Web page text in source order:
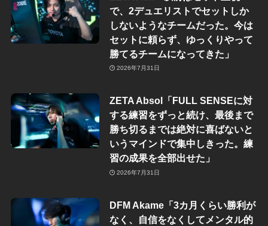
で、2デュエリストでセットしか
しないようなチームだった。今は
セットに頼らず、ゆっくりやって
勝てるチームになってきた」
2026年7月31日
ZETA Absol「FULL SENSEに対
する練習をずっと続け、最後まで
勝ち切るまでは絶対に喜ばないと
いうマインドで集中しきった。練
習の成果を全部出せた」
2026年7月31日
DFM Akame「3カ月くらい勝利が
なく、自信をなくしてメンタル的